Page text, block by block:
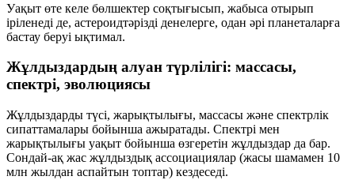
Уақыт өте келе бөлшектер соқтығысып, жабыса отырып
іріленеді де, астероидтәрізді денелерге, одан әрі планеталарға
бастау беруі ықтимал.
Жұлдыздардың алуан түрлілігі: массасы,
спектрі, эволюциясы
Жұлдыздарды түсі, жарықтылығы, массасы және спектрлік
сипаттамалары бойынша ажыратады. Спектрі мен
жарықтылығы уақыт бойынша өзгеретін жұлдыздар да бар.
Сондай-ақ жас жұлдыздық ассоциациялар (жасы шамамен 10
млн жылдан аспайтын топтар) кездеседі.